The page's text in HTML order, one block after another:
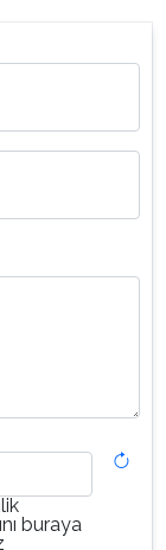
buraya